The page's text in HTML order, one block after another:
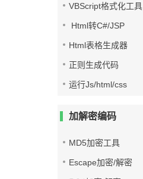
VBScript格式化工具
Html转C#/JSP
Html表格生成器
正则生成代码
运行Js/html/css
加解密编码
MD5加密工具
Escape加密/解密